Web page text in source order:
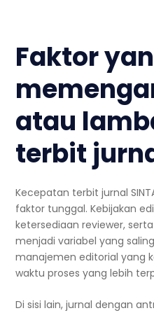
Faktor
atau
terbit
Kecepatan terbit jurnal
faktor tunggal. Kebijakan
ketersediaan reviewer,
menjadi variabel yang
manajemen editorial yang
waktu proses yang lebih
Di sisi lain, jurnal dengan